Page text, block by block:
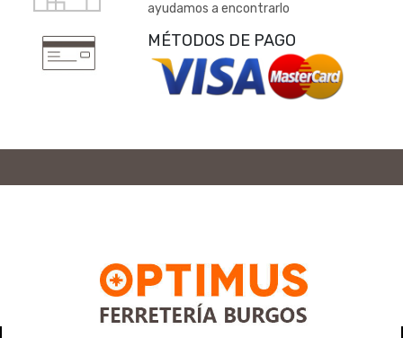
ayudamos a encontrarlo
MÉTODOS DE PAGO